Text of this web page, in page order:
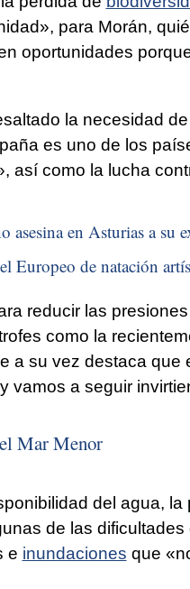
para Morán,
oportunidades
la necesidad
es uno de los
así como la lucha
en Asturias a su
Europeo de natación
reducir las
como la
a su vez destaca que
vamos a seguir
Mar Menor
del agua,
de las
e inundaciones que